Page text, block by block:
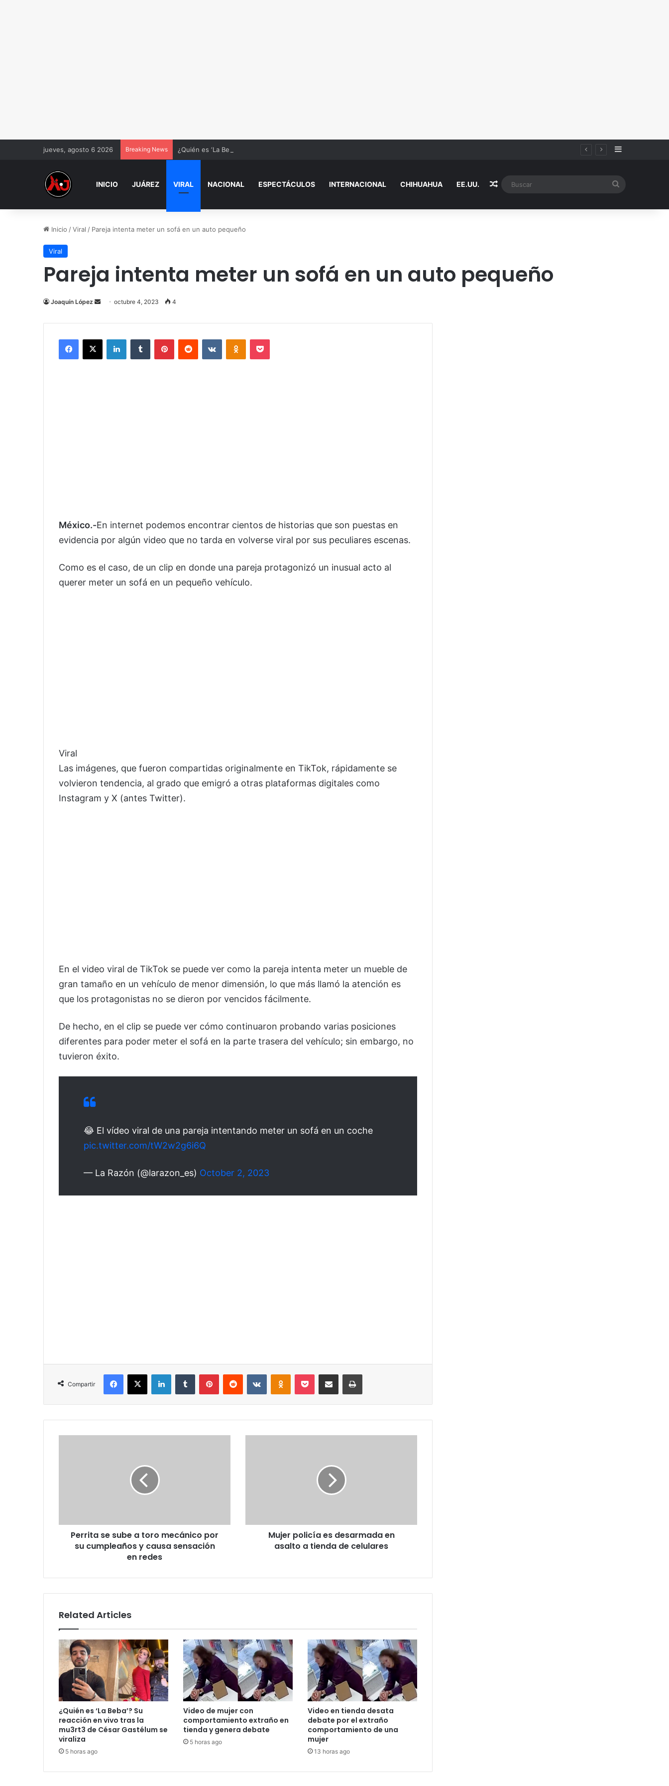
jueves, agosto 6 2026 Breaking News ¿Quién es ‘La Beba’? Su reacción en vivo tras la mu3rt3 de César Gastélum se viraliza Sidebar
INICIO JUÁREZ VIRAL NACIONAL ESPECTÁCULOS INTERNACIONAL CHIHUAHUA EE.UU. Random Article
Inicio /Viral / Pareja intenta meter un sofá en un auto pequeño
Viral
Pareja intenta meter un sofá en un auto pequeño
Joaquín López
Send
email
octubre 4, 2023 4
Facebook
X LinkedInTumblr PinterestReddit VKontakteOdnoklassniki
Pocket
México.-En internet podemos encontrar cientos de historias que son puestas en
evidencia por algún video que no tarda en volverse viral por sus peculiares escenas.
Como es el caso, de un clip en donde una pareja protagonizó un inusual acto al
querer meter un sofá en un pequeño vehículo.
Viral
Las imágenes, que fueron compartidas originalmente en TikTok, rápidamente se
volvieron tendencia, al grado que emigró a otras plataformas digitales como
Instagram y X (antes Twitter).
En el video viral de TikTok se puede ver como la pareja intenta meter un mueble de
gran tamaño en un vehículo de menor dimensión, lo que más llamó la atención es
que los protagonistas no se dieron por vencidos fácilmente.
De hecho, en el clip se puede ver cómo continuaron probando varias posiciones
diferentes para poder meter el sofá en la parte trasera del vehículo; sin embargo, no
tuvieron éxito.
😂 El vídeo viral de una pareja intentando meter un sofá en un coche
pic.twitter.com/tW2w2g6i6Q
— La Razón (@larazon_es) October 2, 2023
Compartir
Facebook
X LinkedInTumblr PinterestReddit VKontakteOdnoklassniki
Pocket Share via Email Print
cumpleaños
causa
Perrita se sube a toro mecánico por
su cumpleaños y causa sensación
en redes
de
celularesMujer policía es desarmada en
asalto a tienda de celulares
Related Articles
¿Quién es ‘La Beba’? Su
reacción en vivo tras la
mu3rt3 de César Gastélum se
viraliza
5 horas ago
Video de mujer con
comportamiento extraño en
tienda y genera debate
5 horas ago
Video en tienda desata
debate por el extraño
comportamiento de una
mujer
13 horas ago